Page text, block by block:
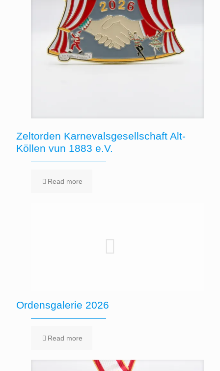
Zeltorden Karnevalsgesellschaft Alt-
Köllen vun 1883 e.V.
Read more
Ordensgalerie 2026
Read more